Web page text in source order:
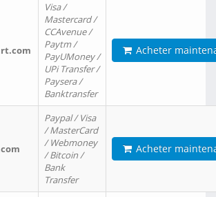
Visa /
Mastercard /
CCAvenue /
Paytm /
PayUMoney /
UPi Transfer /
Paysera /
Banktransfer
Acheter
Paypal / Visa
/ MasterCard
/ Webmoney
/ Bitcoin /
Bank
Transfer
Acheter